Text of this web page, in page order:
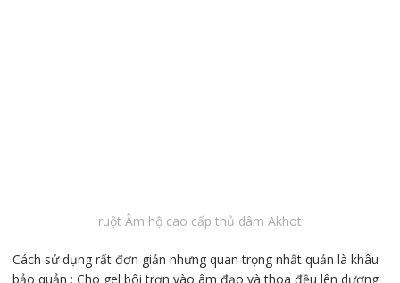
ruột Âm hộ cao cấp thủ dâm Akhot
Cách sử dụng rất đơn giản nhưng quan trọng nhất quản là khâu
bảo quản : Cho gel bôi trơn vào âm đạo và thoa đều lên dương